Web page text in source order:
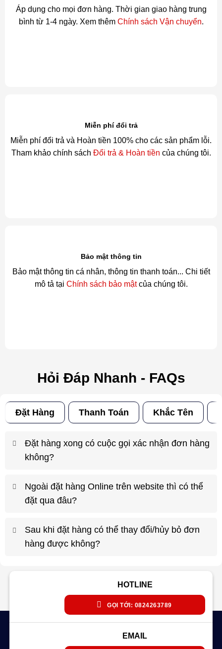
Áp dụng cho mọi đơn hàng. Thời gian giao hàng trung
bình từ 1-4 ngày. Xem thêm Chính sách Vận chuyển.
Miễn phí đổi trả
Miễn phí đổi trả và Hoàn tiền 100% cho các sản phẩm lỗi.
Tham khảo chính sách Đổi trả & Hoàn tiền của chúng tôi.
Bảo mật thông tin
Bảo mật thông tin cá nhân, thông tin thanh toán... Chi tiết
mô tả tại Chính sách bảo mậtcủa chúng tôi.
Hỏi Đáp Nhanh - FAQs
Đặt Hàng Thanh Toán Khắc Tên
Đặt hàng xong có cuộc gọi xác nhận đơn hàng
không?
Ngoài đặt hàng Online trên website thì có thể
đặt qua đâu?
Sau khi đặt hàng có thể thay đổi/hủy bỏ đơn
hàng được không?
HOTLINE
GỌI TỚI: 0824263789
EMAIL